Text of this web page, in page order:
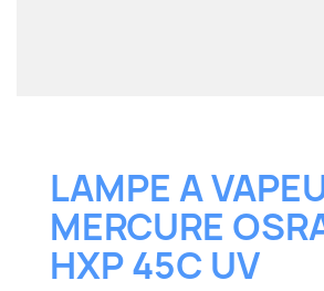
LAMPE A
MERCURE
HXP 45C UV